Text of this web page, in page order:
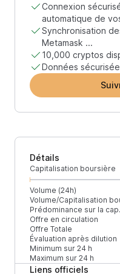
Connexion
automatique de
Synchronisation
Metamask ...
10,000 cryptos
Données
Détails
Capitalisation boursière
Volume (24h)
Volume/Capitalisation
Prédominance sur la
Offre en circulation
Offre Totale
Évaluation après dilution
Minimum sur 24 h
Maximum sur 24 h
Liens officiels